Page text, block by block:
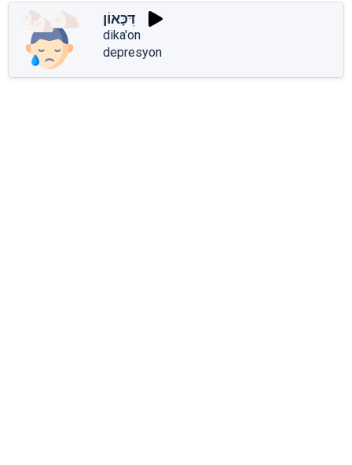
דִּכָּאוֹן
dika'on
depresyon